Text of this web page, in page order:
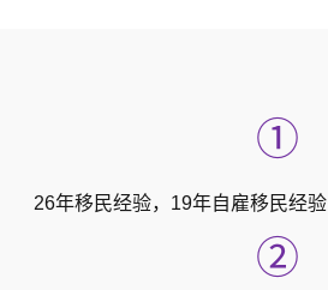
①
26年移民经验，19年自雇移民经验
②